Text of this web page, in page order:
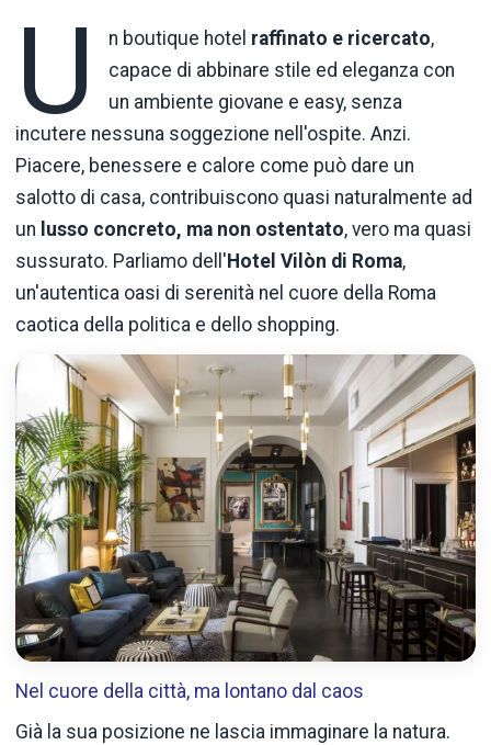
U n boutique hotel raffinato e ricercato,
capace di abbinare stile ed eleganza con
un ambiente giovane e easy, senza
incutere nessuna soggezione nell'ospite. Anzi.
Piacere, benessere e calore come può dare un
salotto di casa, contribuiscono quasi naturalmente ad
un lusso concreto, ma non ostentato, vero ma quasi
sussurato. Parliamo dell' Hotel Vilòn di Roma,
un'autentica oasi di serenità nel cuore della Roma
caotica della politica e dello shopping.
Nel cuore della città, ma lontano dal caos
Già la sua posizione ne lascia immaginare la natura.